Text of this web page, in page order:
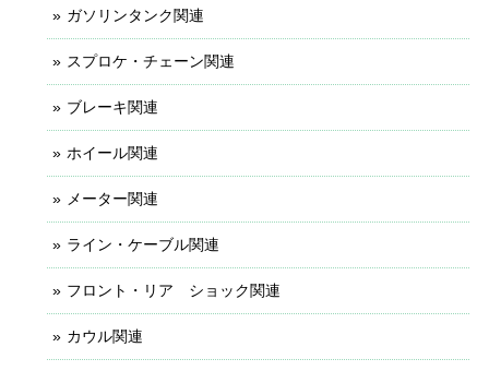
ガソリンタンク関連
スプロケ・チェーン関連
ブレーキ関連
ホイール関連
メーター関連
ライン・ケーブル関連
フロント・リア ショック関連
カウル関連